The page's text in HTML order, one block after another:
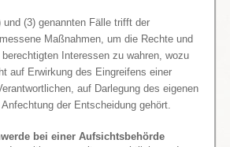
(3) genannten Fälle trifft der
Maßnahmen, um die Rechte und
Interessen zu wahren, wozu
auf Erwirkung des Eingreifens einer
auf Darlegung des eigenen
der Entscheidung gehört.
bei einer Aufsichtsbehörde